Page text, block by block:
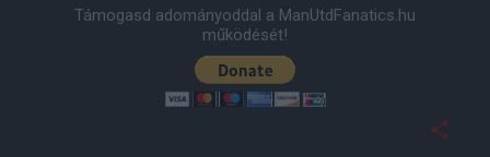
Támogasd adományoddal a ManUtdFanatics.hu
működését!